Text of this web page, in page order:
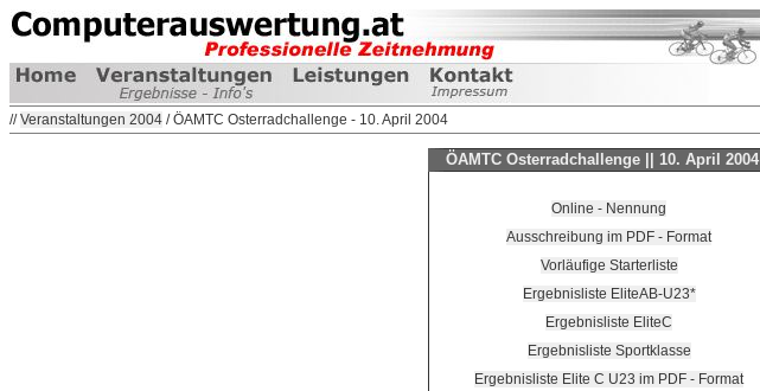
//Veranstaltungen 2004 / ÖAMTC Osterradchallenge - 10. April 2004
ÖAMTC Osterradchallenge || 10. April 2004
Online - Nennung
Ausschreibung im PDF - Format
Vorläufige Starterliste
Ergebnisliste EliteAB-U23*
Ergebnisliste EliteC
Ergebnisliste Sportklasse
Ergebnisliste Elite C U23 im PDF - Format